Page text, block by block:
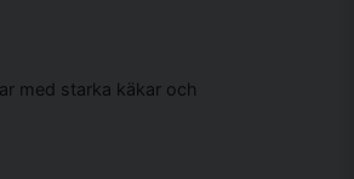
med starka käkar och